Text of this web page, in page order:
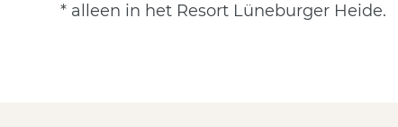
* alleen in het Resort Lüneburger Heide.